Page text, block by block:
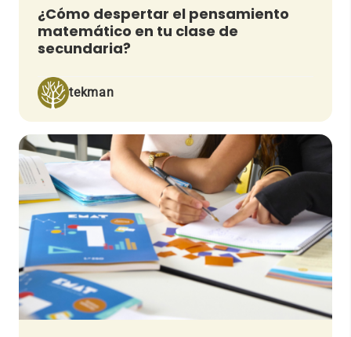
¿Cómo despertar el pensamiento
matemático en tu clase de
secundaria?
tekman